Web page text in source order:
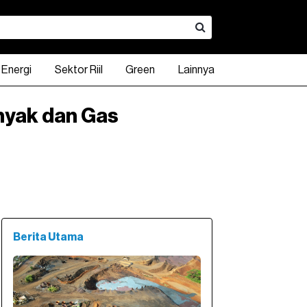
Energi Sektor Riil Green Lainnya
dan Gas
Berita Utama